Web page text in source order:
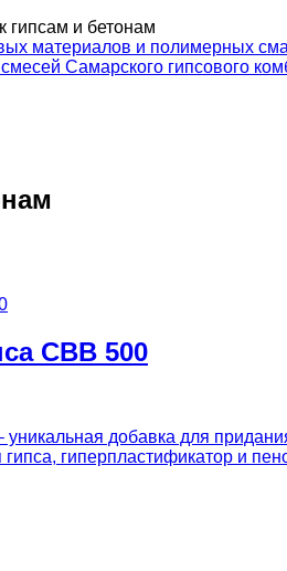
гипсам и бетонам
СВВ 500
добавка для
гиперпластификатор и